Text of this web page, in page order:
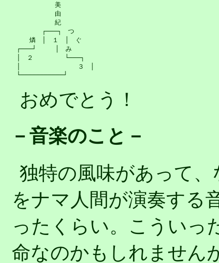
美
由
紀
┌───┐　つ
燐　│　１　│　ぐ
┌───┘　　　│　み
│　２　　　　　└───┐
│　　　　　　　　　３　│
おめでとう！
－音楽のこと－
独特の風味があって
をナマ人間が演奏する
ったくらい。こういっ
命なのかもしれません